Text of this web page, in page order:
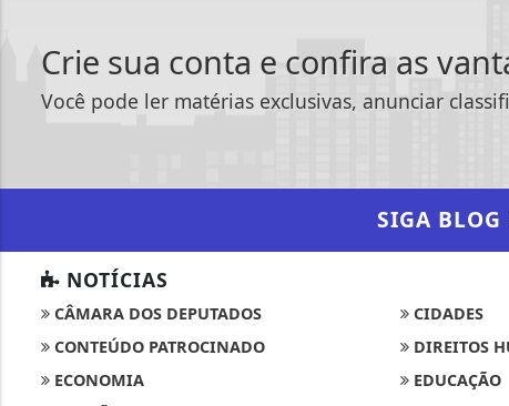
Crie sua conta e confira as
Você pode ler matérias exclusivas, anunciar
SIGA BLOG
NOTÍCIAS
CÂMARA DOS DEPUTADOS
CIDADES
CONTEÚDO PATROCINADO
DIREITOS
ECONOMIA
EDUCAÇÃO